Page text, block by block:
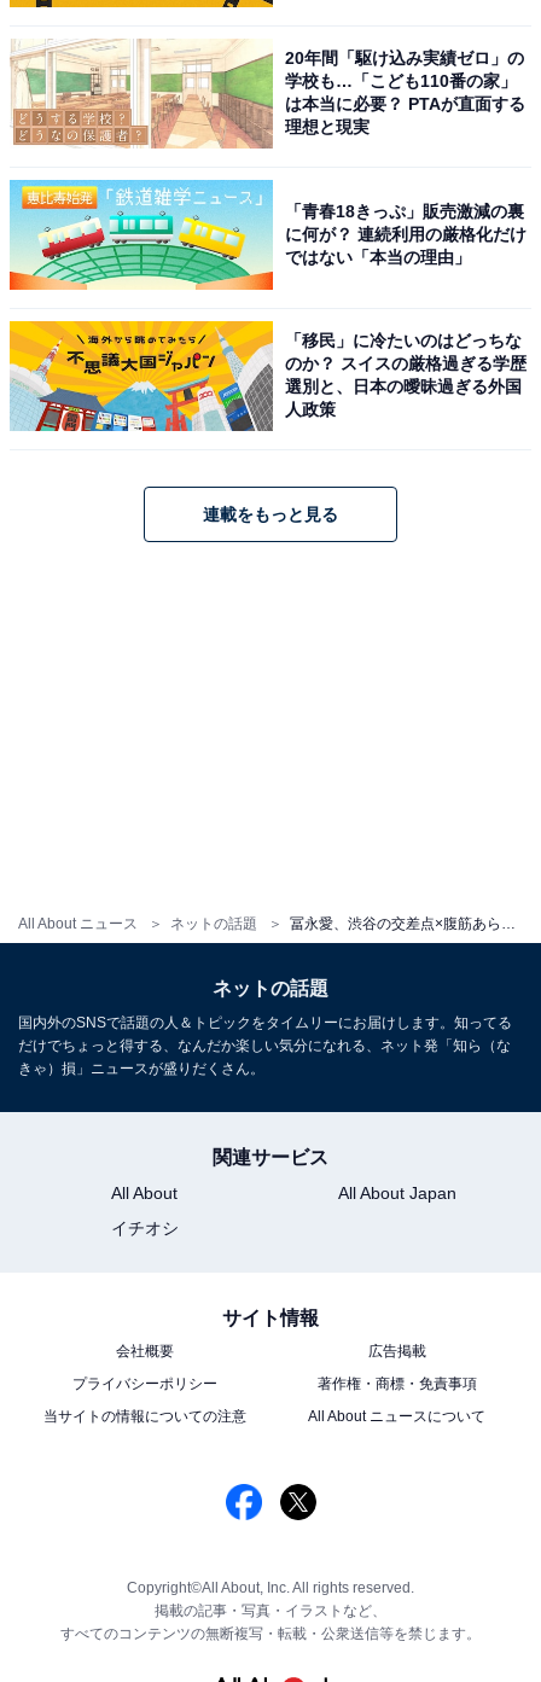
All About ニュース ネットの話題
20年間「駆け込み実績ゼロ」の
学校も…「こども110番の家」
は本当に必要？ PTAが直面する
理想と現実
「青春18きっぷ」販売激減の裏
に何が？ 連続利用の厳格化だけ
ではない「本当の理由」
「移民」に冷たいのはどっちな
のか？ スイスの厳格過ぎる学歴
選別と、日本の曖昧過ぎる外国
人政策
連載をもっと見る
ネットの話題
国内外のSNSで話題の人＆トピックをタイムリーにお届けします。知ってる
だけでちょっと得する、なんだか楽しい気分になれる、ネット発「知ら（な
きゃ）損」ニュースが盛りだくさん。
関連サービス
All About
All About Japan
イチオシ
サイト情報
会社概要
広告掲載
プライバシーポリシー
著作権・商標・免責事項
当サイトの情報についての注意
All About ニュースについて
Copyright©All About, Inc. All rights reserved.
掲載の記事・写真・イラストなど、
すべてのコンテンツの無断複写・転載・公衆送信等を禁じます。